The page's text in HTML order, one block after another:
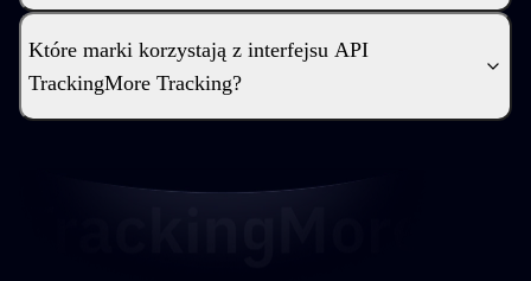
Które marki korzystają z interfejsu API
TrackingMore Tracking?